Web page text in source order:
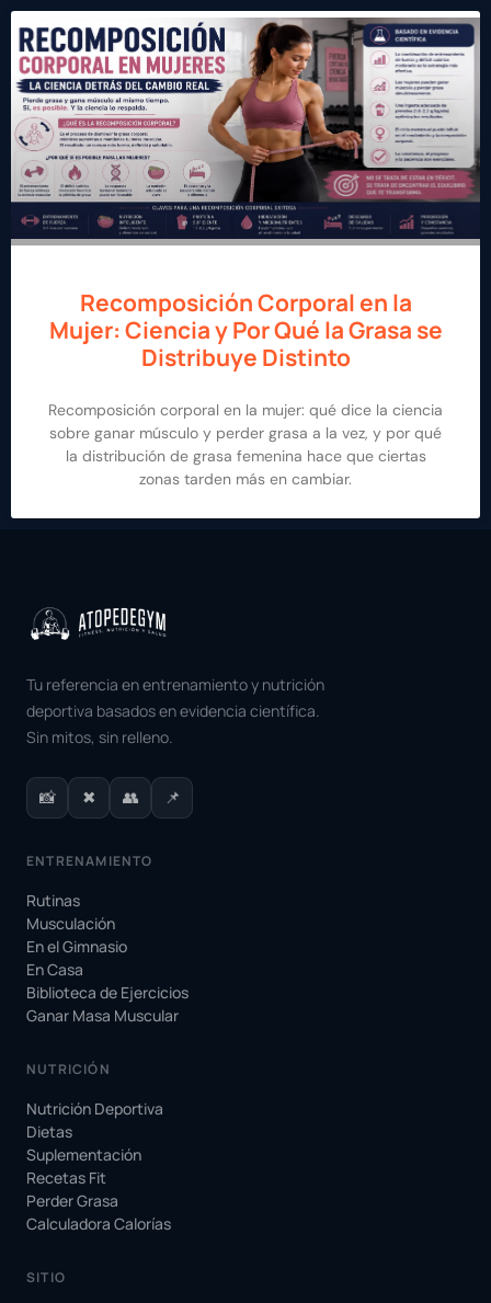
Recomposición Corporal en la
Mujer: Ciencia y Por Qué la Grasa se
Distribuye Distinto
Recomposición corporal en la mujer: qué dice la ciencia
sobre ganar músculo y perder grasa a la vez, y por qué
la distribución de grasa femenina hace que ciertas
zonas tarden más en cambiar.
Tu referencia en entrenamiento y nutrición
deportiva basados en evidencia científica.
Sin mitos, sin relleno.
📸 ✖ 👥 📌
ENTRENAMIENTO
Rutinas
Musculación
En el Gimnasio
En Casa
Biblioteca de Ejercicios
Ganar Masa Muscular
NUTRICIÓN
Nutrición Deportiva
Dietas
Suplementación
Recetas Fit
Perder Grasa
Calculadora Calorías
SITIO